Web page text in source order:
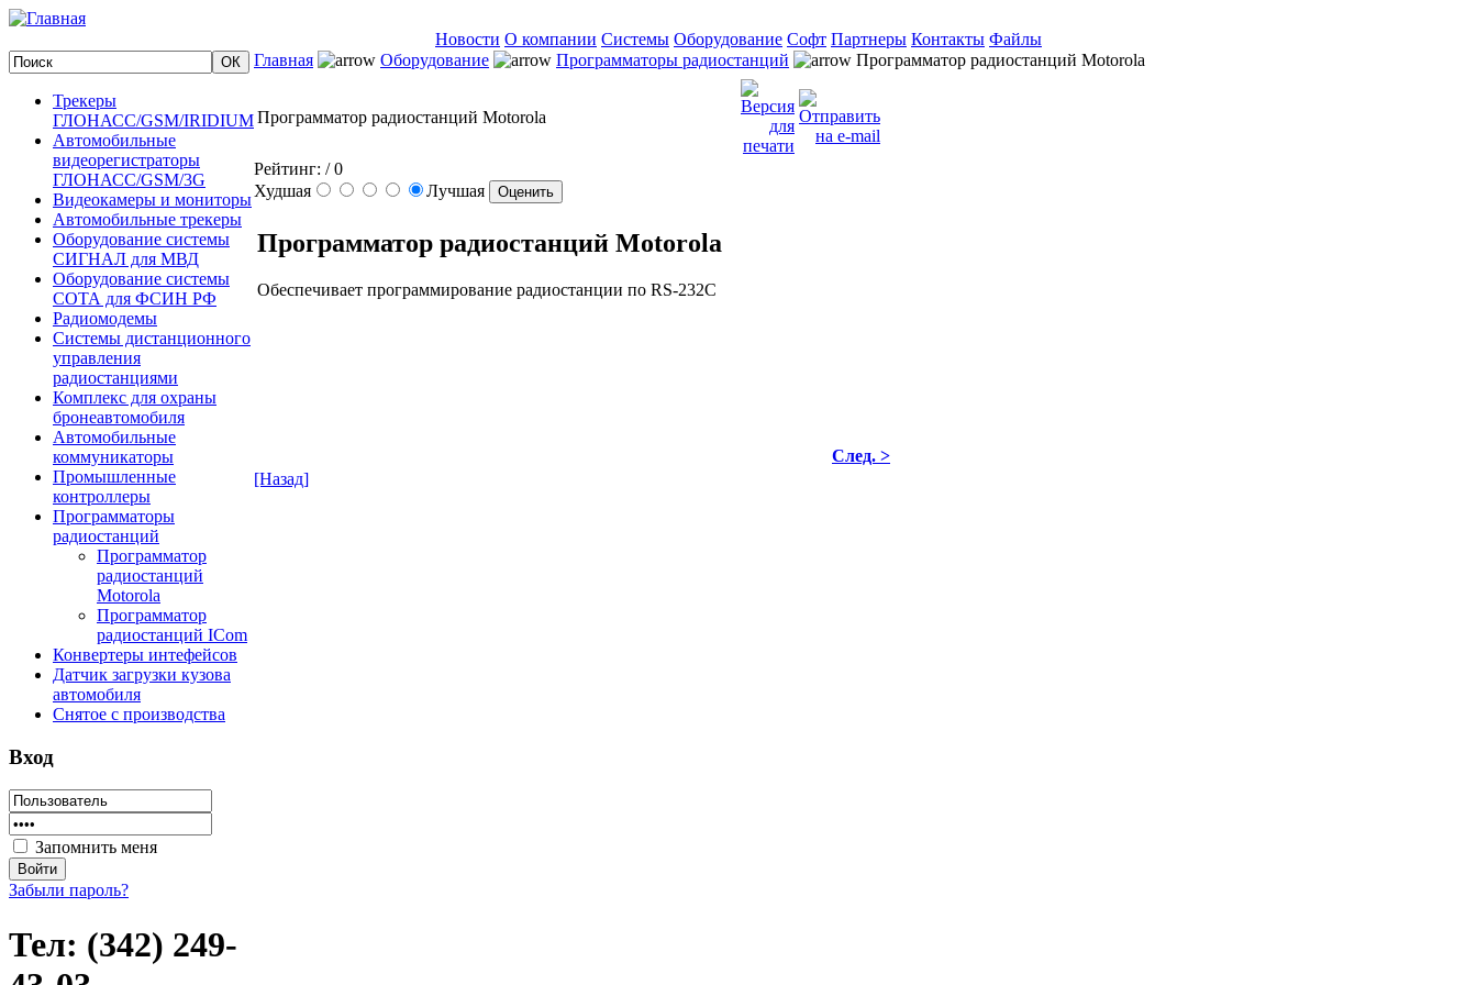
Новости О компании Системы Оборудование Софт Партнеры Контакты Файлы
Трекеры
ГЛОНАСС/GSM/IRIDIUM
Автомобильные
видеорегистраторы
ГЛОНАСС/GSM/3G
Видеокамеры и мониторы
Автомобильные трекеры
Оборудование системы
СИГНАЛ для МВД
Оборудование системы
СОТА для ФСИН РФ
Радиомодемы
Системы дистанционного
управления
радиостанциями
Комплекс для охраны
бронеавтомобиля
Автомобильные
коммуникаторы
Промышленные
контроллеры
Программаторы
радиостанций
Программатор
радиостанций
Motorola
Программатор
радиостанций ICom
Конвертеры интефейсов
Датчик загрузки кузова
автомобиля
Снятое с производства
Вход
Запомнить меня
Забыли пароль?
Тел: (342) 249-
Главная Оборудование Программаторы радиостанций Программатор радиостанций Motorola
Программатор радиостанций Motorola
Рейтинг: / 0
Худшая
Лучшая
Программатор радиостанций Motorola
Обеспечивает программирование радиостанции по RS-232C
След. >
[Назад]